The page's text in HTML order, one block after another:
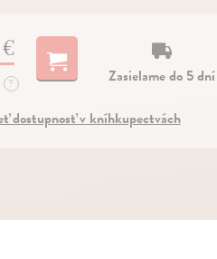
?
Zasielame do 5 dní
dostupnosť v kníhkupectvách